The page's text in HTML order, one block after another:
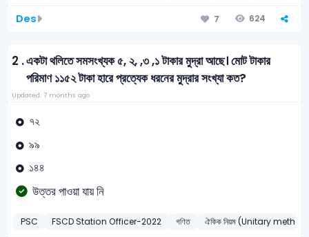
Des 7 624
2 .একটা থলিতে সমসংখ্যক ৫, ২, ,৩ ,১ টাকার মুদ্রা আছে। মোট টাকার
পরিমাণ ১১৫২ টাকা হারে প্রত্যেক ধরনের মুদ্রার সংখ্যা কত?
Updated: 7 months ago
৭২
৯৯
১৪৪
উত্তর পাওয়া যায় নি
PSC FSCD Station Officer-2022 গণিত ঐকিক নিয়ম (Unitary